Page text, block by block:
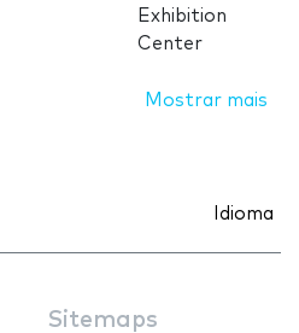
Exhibition
Center
Mostrar mais
Idioma
Sitemaps